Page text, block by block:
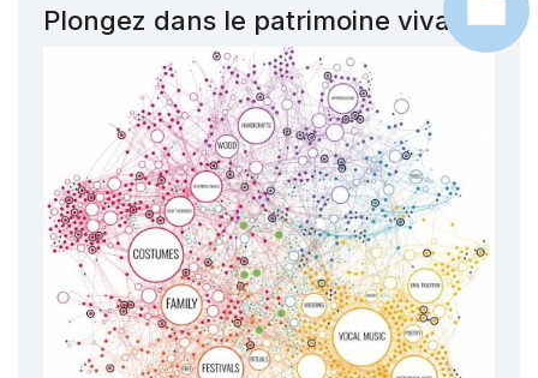
Plongez dans le patrimoine vivant !